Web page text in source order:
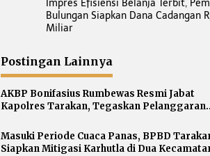
a
v
g
a
s
i
p
o
Impres Efisiensi Belanja Terbit,
Bulungan Siapkan Dana Cadangan
Miliar
Postingan Lainnya
AKBP Bonifasius Rumbewas Resmi Jabat
Kapolres Tarakan, Tegaskan Pelanggaran
Masuki Periode Cuaca Panas, BPBD
Siapkan Mitigasi Karhutla di Dua